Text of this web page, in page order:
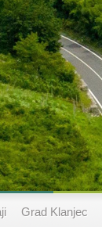
Grad Klanjec